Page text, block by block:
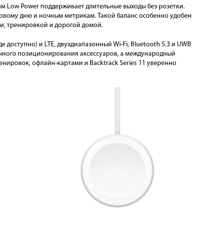
Low Power поддерживает длительные выходы без розетки.
дню и ночным метрикам. Такой баланс особенно удобен
тренировкой и дорогой домой.
доступно) и LTE, двухдиапазонный Wi-Fi, Bluetooth 5.3 и UWB
позиционирования аксессуаров, а международный
офлайн-картами и Backtrack Series 11 уверенно